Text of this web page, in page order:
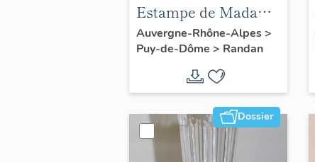
Estampe de Madame
Delpech - sans titre
(portrait d'Adélaïde
d'Orléans), n° 6
Auvergne-Rhône-Alpes>
Puy-de-Dôme > Randan
Dossier